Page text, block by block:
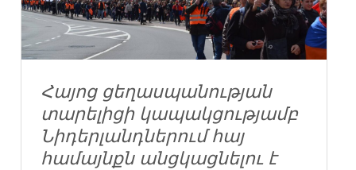
Հայոց ցեղասպանության
տարելիցի կապակցությամբ
Նիդերլանդներում հայ
համայնքն անցկացնելու է